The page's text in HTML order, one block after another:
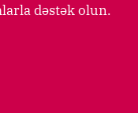
dəstək olun.